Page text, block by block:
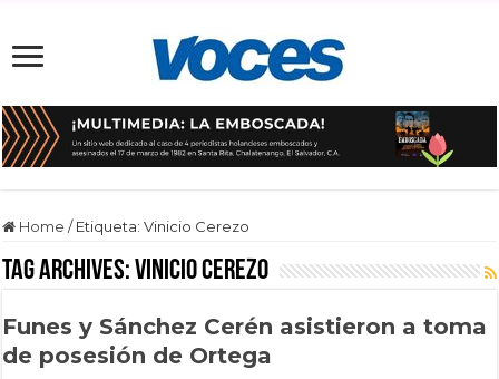
Home / Etiqueta:Vinicio Cerezo
Tag Archives:Vinicio Cerezo
Funes y Sánchez Cerén asistieron a toma
de posesión de Ortega